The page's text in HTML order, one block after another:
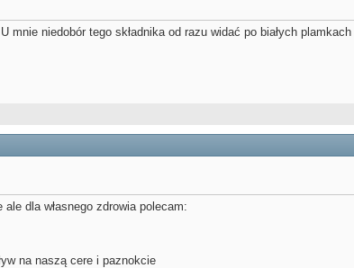
niedobór tego składnika od razu widać po białych plamkach
dla własnego zdrowia polecam:
na naszą cere i paznokcie